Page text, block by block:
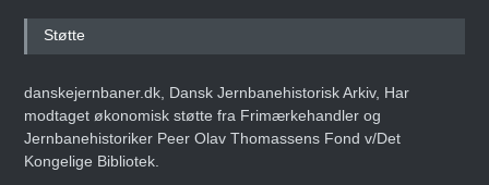
Støtte
danskejernbaner.dk, Dansk Jernbanehistorisk Arkiv, Har
modtaget økonomisk støtte fra Frimærkehandler og
Jernbanehistoriker Peer Olav Thomassens Fond v/Det
Kongelige Bibliotek.